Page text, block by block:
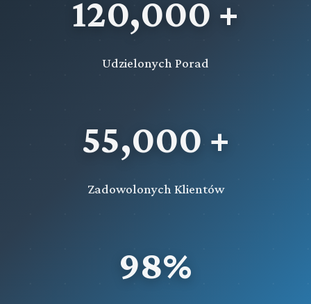
120,000 +
Udzielonych Porad
55,000 +
Zadowolonych Klientów
98%